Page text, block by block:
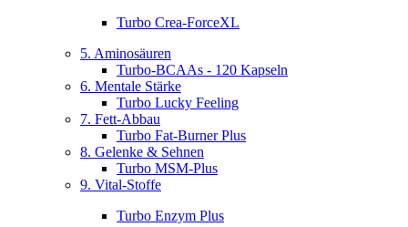
Turbo Crea-ForceXL
5. Aminosäuren
Turbo-BCAAs - 120 Kapseln
6. Mentale Stärke
Turbo Lucky Feeling
7. Fett-Abbau
Turbo Fat-Burner Plus
8. Gelenke & Sehnen
Turbo MSM-Plus
9. Vital-Stoffe
Turbo Enzym Plus